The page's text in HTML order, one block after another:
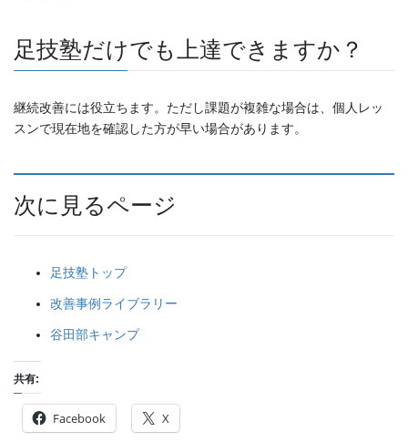
足技塾だけでも上達できますか？
継続改善には役立ちます。ただし課題が複雑な場合は、個人レッ
スンで現在地を確認した方が早い場合があります。
次に見るページ
足技塾トップ
改善事例ライブラリー
谷田部キャンプ
共有:
Facebook X